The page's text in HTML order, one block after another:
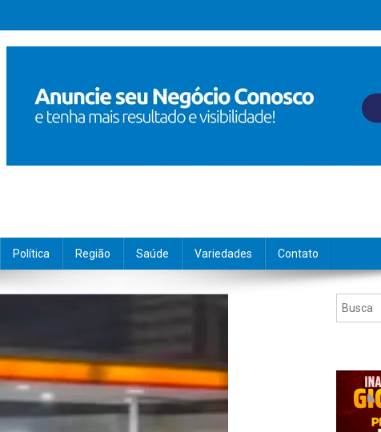
Política Região Saúde Variedades Contato
Pesquisar